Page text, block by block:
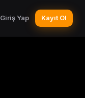
Giriş Yap Kayıt Ol